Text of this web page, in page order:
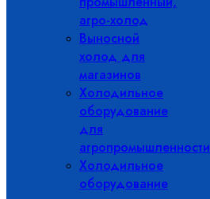
агро-холод
Выносной
холод для
магазинов
Холодильное
оборудование
для
агропромышленности
Холодильное
оборудование